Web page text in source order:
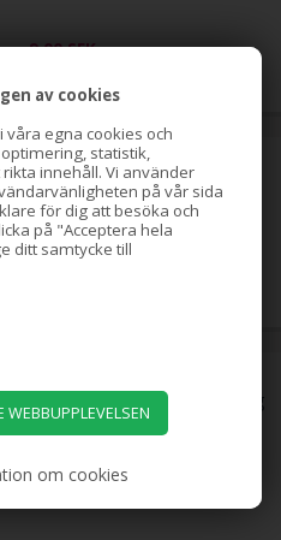
av cookies
våra egna cookies och
statistik,
innehåll. Vi använder
på vår sida
för dig att besöka och
på "Acceptera hela
ditt samtycke till
om cookies
9,00 SEK
Lösögonfransar no. 922
vildsvinshår och askträhandtag
299,00